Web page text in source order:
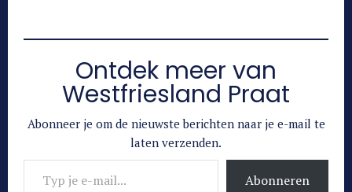
Ontdek meer van
Westfriesland Praat
Abonneer je om de nieuwste berichten naar je e-mail te
laten verzenden.
Typ je e-mail...
Abonneren